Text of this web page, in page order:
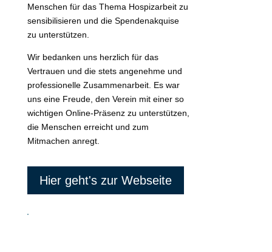
Menschen für das Thema Hospizarbeit zu
sensibilisieren und die Spendenakquise
zu unterstützen.
Wir bedanken uns herzlich für das
Vertrauen und die stets angenehme und
professionelle Zusammenarbeit. Es war
uns eine Freude, den Verein mit einer so
wichtigen Online-Präsenz zu unterstützen,
die Menschen erreicht und zum
Mitmachen anregt.
Hier geht's zur Webseite